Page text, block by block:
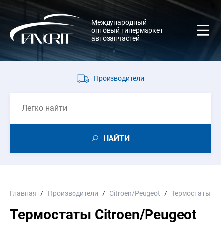
Международный
оптовый гипермаркет
автозапчастей
Производители
НАЙТИ
Главная Производители Citroen/Peugeot Термостаты
Термостаты Citroen/Peugeot